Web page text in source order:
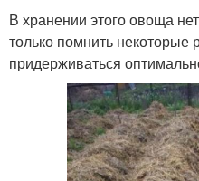
В хранении этого овоща
только помнить некоторые
придерживаться